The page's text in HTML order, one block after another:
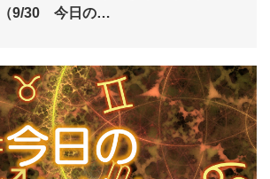
（9/30 今日の…